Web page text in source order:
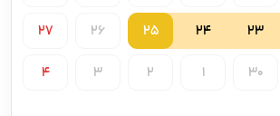
23
24
25
26
27
30
1
2
3
4